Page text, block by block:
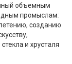
объемным
промыслам:
созданию
и хрусталя